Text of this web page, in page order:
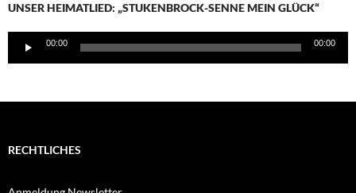
UNSER HEIMATLIED: „STUKENBROCK-SENNE MEIN GLÜCK“
Player
00:00 00:00
RECHTLICHES